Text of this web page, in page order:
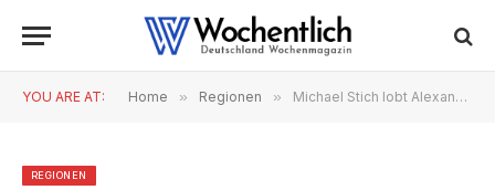
YOU ARE AT: Home » Regionen » Michael Stich lobt Alexander Zverev nach Wimbledon-Coup
REGIONEN